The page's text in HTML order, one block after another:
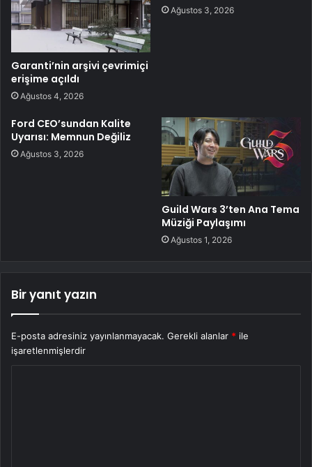
Garanti’nin arşivi çevrimiçi
erişime açıldı
Ağustos 4, 2026
Ağustos 3, 2026
Ford CEO’sundan Kalite
Uyarısı: Memnun Değiliz
Ağustos 3, 2026
Guild Wars 3’ten Ana Tema
Müziği Paylaşımı
Ağustos 1, 2026
Bir yanıt yazın
E-posta adresiniz yayınlanmayacak. Gerekli alanlar * ile
işaretlenmişlerdir